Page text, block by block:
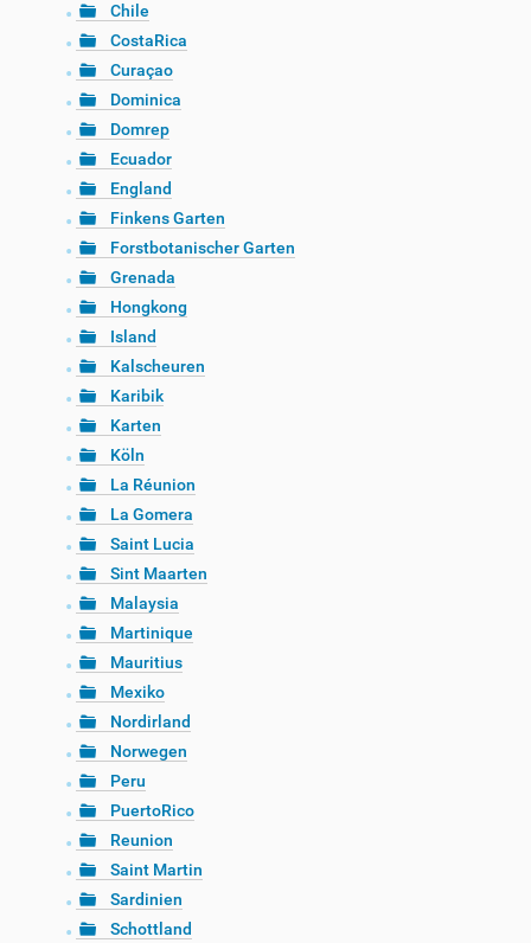
Chile
CostaRica
Curaçao
Dominica
Domrep
Ecuador
England
Finkens Garten
Forstbotanischer Garten
Grenada
Hongkong
Island
Kalscheuren
Karibik
Karten
Köln
La Réunion
La Gomera
Saint Lucia
Sint Maarten
Malaysia
Martinique
Mauritius
Mexiko
Nordirland
Norwegen
Peru
PuertoRico
Reunion
Saint Martin
Sardinien
Schottland